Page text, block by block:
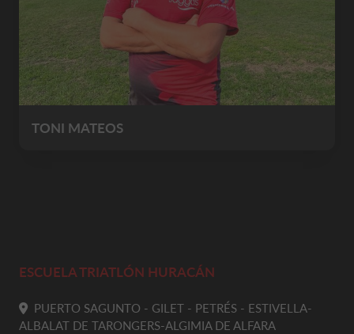
TONI MATEOS
ESCUELA TRIATLÓN HURACÁN
PUERTO SAGUNTO - GILET - PETRÉS - ESTIVELLA-
ALBALAT DE TARONGERS-ALGIMIA DE ALFARA